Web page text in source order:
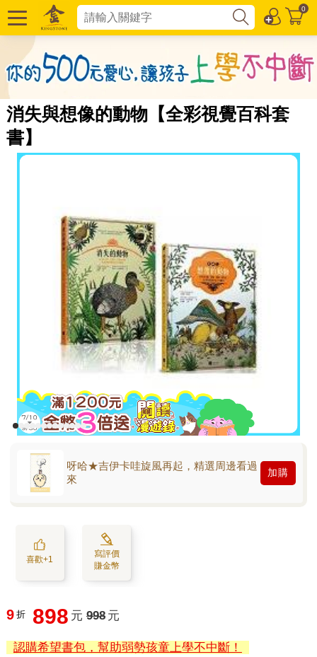
0
消失與想像的動物【全彩視覺百科套
書】
呀哈★吉伊卡哇旋風再起，精選周邊看過
來
加購
喜歡+1
寫評價
賺金幣
9 折 898 元 998 元
認購希望書包，幫助弱勢孩童上學不中斷！